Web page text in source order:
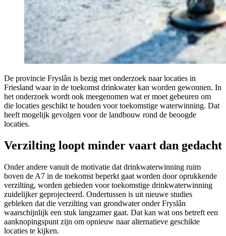
De provincie Fryslân is bezig met onderzoek naar locaties in
Friesland waar in de toekomst drinkwater kan worden gewonnen. In
het onderzoek wordt ook meegenomen wat er moet gebeuren om
die locaties geschikt te houden voor toekomstige waterwinning. Dat
heeft mogelijk gevolgen voor de landbouw rond de beoogde
locaties.
Verzilting loopt minder vaart dan gedacht
Onder andere vanuit de motivatie dat drinkwaterwinning ruim
boven de A7 in de toekomst beperkt gaat worden door oprukkende
verzilting, worden gebieden voor toekomstige drinkwaterwinning
zuidelijker geprojecteerd. Ondertussen is uit nieuwe studies
gebleken dat die verzilting van grondwater onder Fryslân
waarschijnlijk een stuk langzamer gaat. Dat kan wat ons betreft een
aanknopingspunt zijn om opnieuw naar alternatieve geschikte
locaties te kijken.